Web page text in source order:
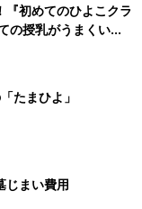
『初めてのひよこクラ
の授乳がうまくい
のトラブル 解決テ
たまひよ」
じまい費用